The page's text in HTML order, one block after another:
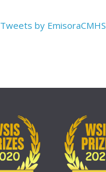
Tweets by EmisoraCMHS